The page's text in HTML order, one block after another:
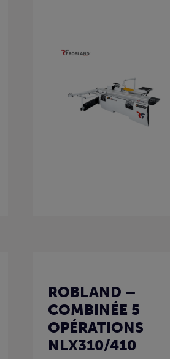
ROBLAND –
COMBINÉE 5
OPÉRATIONS
NLX310/410